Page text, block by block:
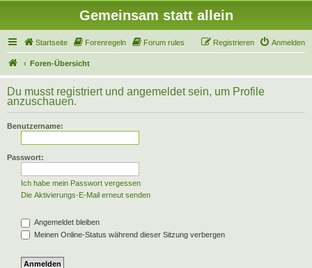
Gemeinsam statt allein
Startseite Forenregeln Forum rules Anmelden
Registrieren
Foren-Übersicht
Du musst registriert und angemeldet sein, um Profile
anzuschauen.
Benutzername:
Passwort:
Ich habe mein Passwort vergessen
Die Aktivierungs-E-Mail erneut senden
Angemeldet bleiben
Meinen Online-Status während dieser Sitzung verbergen